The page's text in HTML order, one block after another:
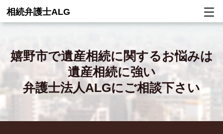
相続弁護士ALG
嬉野市で遺産相続に関するお悩みは
遺産相続に強い
弁護士法人ALGにご相談下さい